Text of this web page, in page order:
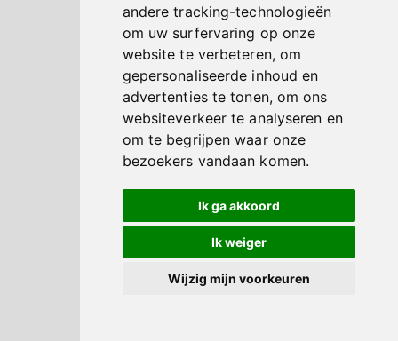
andere tracking-technologieën
om uw surfervaring op onze
website te verbeteren, om
gepersonaliseerde inhoud en
advertenties te tonen, om ons
websiteverkeer te analyseren en
om te begrijpen waar onze
bezoekers vandaan komen.
Ik ga akkoord
Ik weiger
Wijzig mijn voorkeuren